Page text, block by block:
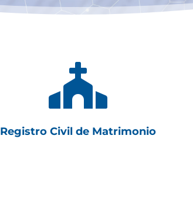

Registro Civil de Matrimonio